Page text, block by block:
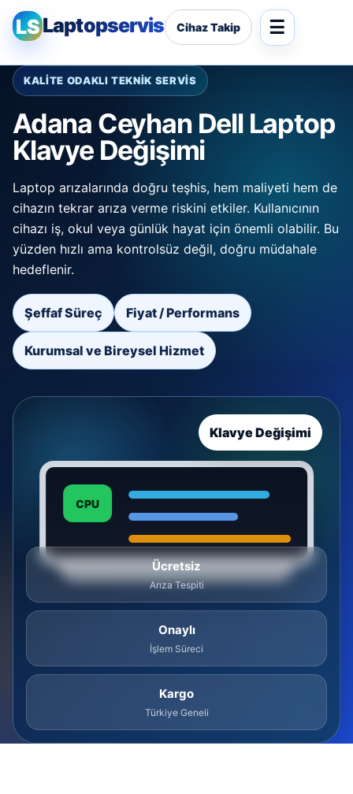
LSLaptopservis Cihaz Takip
KALİTE ODAKLI TEKNİK SERVİS
Adana Ceyhan Dell Laptop
Klavye Değişimi
Laptop arızalarında doğru teşhis, hem maliyeti hem de
cihazın tekrar arıza verme riskini etkiler. Kullanıcının
cihazı iş, okul veya günlük hayat için önemli olabilir. Bu
yüzden hızlı ama kontrolsüz değil, doğru müdahale
hedeflenir.
Şeffaf Süreç Fiyat / Performans
Kurumsal ve Bireysel Hizmet
CPU
Klavye Değişimi
Ücretsiz
Arıza Tespiti
Onaylı
İşlem Süreci
Kargo
Türkiye Geneli